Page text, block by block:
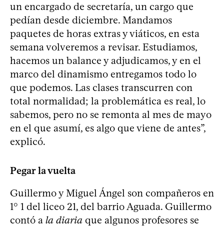
un encargado de secretaría, un cargo que
pedían desde diciembre. Mandamos
paquetes de horas extras y viáticos, en esta
semana volveremos a revisar. Estudiamos,
hacemos un balance y adjudicamos, y en el
marco del dinamismo entregamos todo lo
que podemos. Las clases transcurren con
total normalidad; la problemática es real, lo
sabemos, pero no se remonta al mes de mayo
en el que asumí, es algo que viene de antes”,
explicó.
Pegar la vuelta
Guillermo y Miguel Ángel son compañeros en
1° 1 del liceo 21, del barrio Aguada. Guillermo
contó a la diaria que algunos profesores se